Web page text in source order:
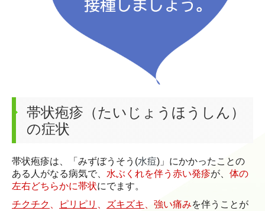
帯状疱疹（たいじょうほうしん）
の症状
帯状疱疹は、「みずぼうそう(水痘)」にかかったことの
ある人がなる病気で、 水ぶくれを伴う赤い発疹が、 体の
左右どちらかに帯状にでます。
チクチク 、 ピリピリ 、 ズキズキ 、強い痛みを伴うことが